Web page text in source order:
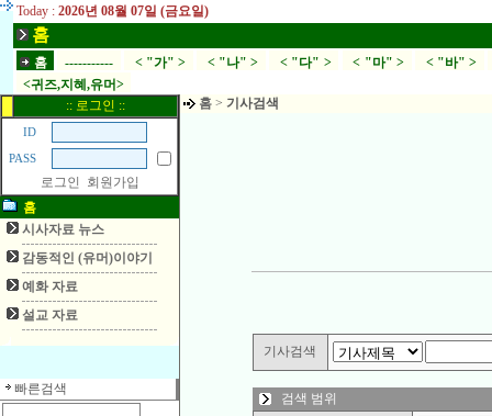
Today : 2026년 08월 07일 (금요일)
홈
홈 ----------- < "가" > < "나" > < "다" > < "마" > < "바" >
<귀즈,지혜,유머>
:: 로그인 ::
ID
PASS
로그인
회원가입
홈
시사자료 뉴스
감동적인 (유머)이야기
예화 자료
설교 자료
빠른검색
홈 > 기사검색
기사검색
검색 범위